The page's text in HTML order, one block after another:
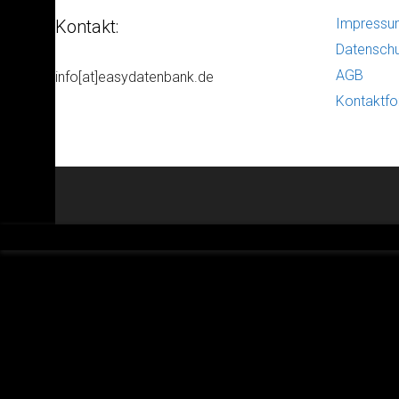
Kontakt:
info[at]easydatenbank.de
AGB